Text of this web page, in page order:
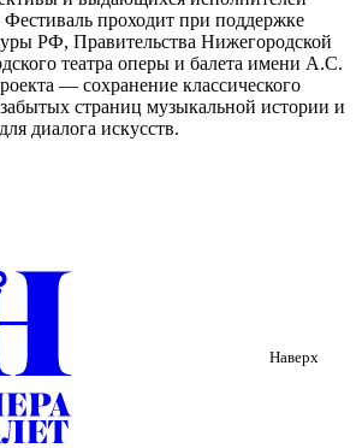
Фестиваль проходит при поддержке
РФ, Правительства Нижегородской
театра оперы и балета имени А.С.
— сохранение классического
страниц музыкальной истории и
диалога искусств.
Наверх